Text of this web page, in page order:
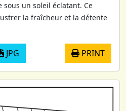
un soleil éclatant. Ce
la fraîcheur et la détente
JPG PRINT